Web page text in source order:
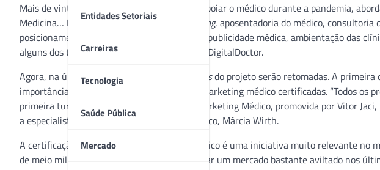
Entidades Setoriais
Carreiras
Tecnologia
Saúde Pública
Mercado
Mais de vinte
realizadas em 2020 para apoiar o médico durante a pandemia,
Medicina… Marketing médico,personal branding, aposentadoria do médico, consultoria
posicionamento nas redes sociais, normas da publicidade médica, ambientação das
alguns dos temas de destaque do Projeto #GoDigitalDoctor.
Agora, na última de semana de janeiro, as
livesdo projeto serão retomadas. A
importância do surgimento das agências de marketing médico certificadas. “Todos os
primeira turma da Certificação Agência de Marketing Médico, promovida por Vitor
a especialista em Branding e Marketing Médico, Márcia Wirth.
A certificação das agências de marketing médico é uma iniciativa muito relevante no
de meio milhão de médicos, pois visa aprimorar um mercado bastante aviltado nos